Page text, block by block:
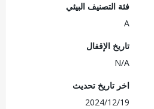
فئة التصنيف البيئي
تاريخ الإقفال
اخر تاريخ تحديث
2024/12/19